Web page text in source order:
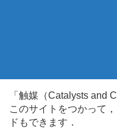
「触媒（Catalysts and
このサイトをつかって
ドもできます．